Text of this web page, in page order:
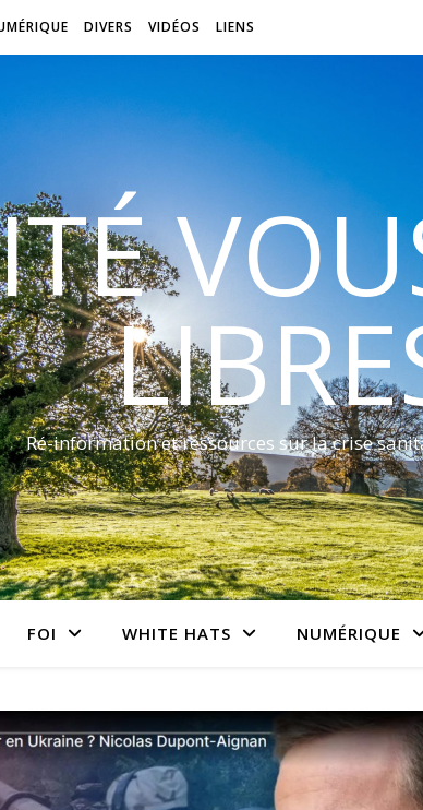
DIVERS VIDÉOS LIENS
Ré-information et ressources sur la crise
FOI WHITE HATS NUMÉRIQUE